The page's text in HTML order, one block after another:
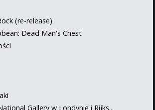
(re-release)
Dead Man's Chest
Gallery w Londynie i Rijks...